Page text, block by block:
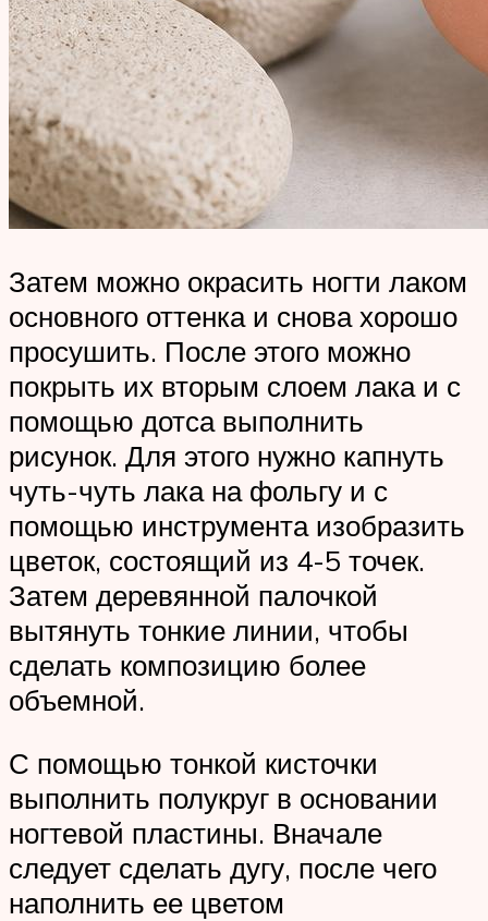
Затем можно окрасить ногти лаком
основного оттенка и снова хорошо
просушить. После этого можно
покрыть их вторым слоем лака и с
помощью дотса выполнить
рисунок. Для этого нужно капнуть
чуть-чуть лака на фольгу и с
помощью инструмента изобразить
цветок, состоящий из 4-5 точек.
Затем деревянной палочкой
вытянуть тонкие линии, чтобы
сделать композицию более
объемной.
С помощью тонкой кисточки
выполнить полукруг в основании
ногтевой пластины. Вначале
следует сделать дугу, после чего
наполнить ее цветом